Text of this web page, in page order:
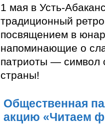
1 мая в Усть-
традиционный
посвящением в
напоминающие о
патриоты — символ
страны!
Общественная
акцию «Читаем